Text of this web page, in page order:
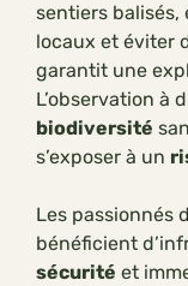
sentiers balisés,
locaux et éviter
garantit une
L’observation à
biodiversité
s’exposer à un
Les passionnés
bénéficient
sécurité et